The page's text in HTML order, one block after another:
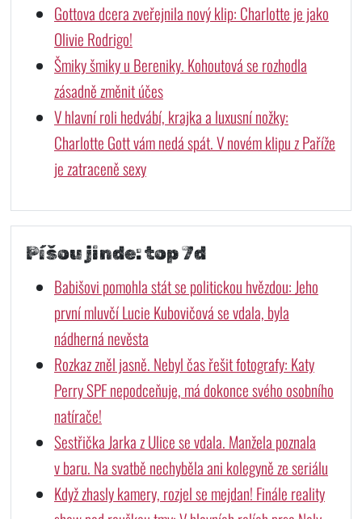
Gottova dcera zveřejnila nový klip: Charlotte je jako
Olivie Rodrigo!
Šmiky šmiky u Bereniky. Kohoutová se rozhodla
zásadně změnit účes
V hlavní roli hedvábí, krajka a luxusní nožky:
Charlotte Gott vám nedá spát. V novém klipu z Paříže
je zatraceně sexy
Píšou jinde: top 7d
Babišovi pomohla stát se politickou hvězdou: Jeho
první mluvčí Lucie Kubovičová se vdala, byla
nádherná nevěsta
Rozkaz zněl jasně. Nebyl čas řešit fotografy: Katy
Perry SPF nepodceňuje, má dokonce svého osobního
natírače!
Sestřička Jarka z Ulice se vdala. Manžela poznala
v baru. Na svatbě nechyběla ani kolegyně ze seriálu
Když zhasly kamery, rozjel se mejdan! Finále reality